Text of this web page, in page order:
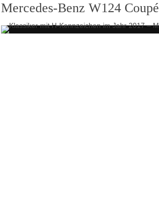
Mercedes-Benz W124 Coupé